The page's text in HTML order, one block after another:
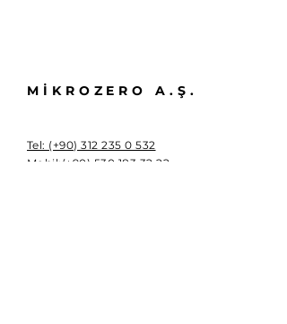
MİKROZERO A.Ş.
Tel: (+90) 312 235 0 532
Mobil:(+90) 530 183 32 22